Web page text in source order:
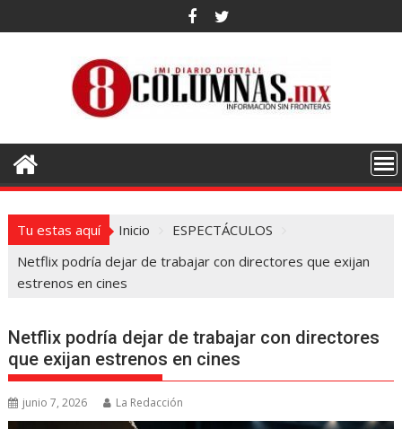
al
Tu estas aquí Inicio
ESPECTÁCULOS
Netflix podría dejar de trabajar con directores que exijan
estrenos en cines
Netflix podría dejar de trabajar con directores
que exijan estrenos en cines
junio 7, 2026 La Redacción